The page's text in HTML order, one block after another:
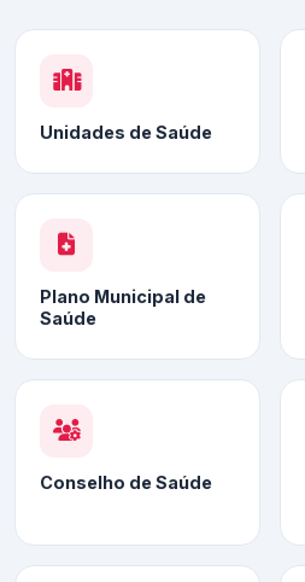
Unidades de Saúde
Plano Municipal de
Saúde
Conselho de Saúde